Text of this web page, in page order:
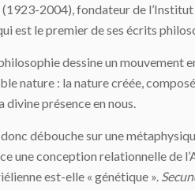
2004), fondateur de
est le premier de ses écrits
dessine un mouvement
: la nature créée,
présence en nous.
débouche sur une
une conception relationnelle de
est-elle « génétique ».